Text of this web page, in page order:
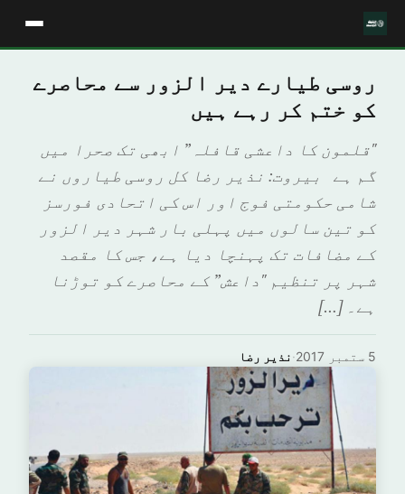
روسی طیارے دیر الزور سے محاصرے
کو ختم کر رہے ہیں
"قلمون کا داعشی قافلہ” ابھی تک صحرا میں
گم ہے بيروت: نذير رضا کل روسی طیاروں نے
شامی حکومتی فوج اور اس کی اتحادی فورسز
کو تین سالوں میں پہلی بار شہر دیر الزور
کے مضافات تک پہنچا دیا ہے، جس کا مقصد
شہر پر تنظیم "داعش” کے محاصرے کو توڑنا
ہے۔ […]
نذير رضا· 5 ستمبر 2017